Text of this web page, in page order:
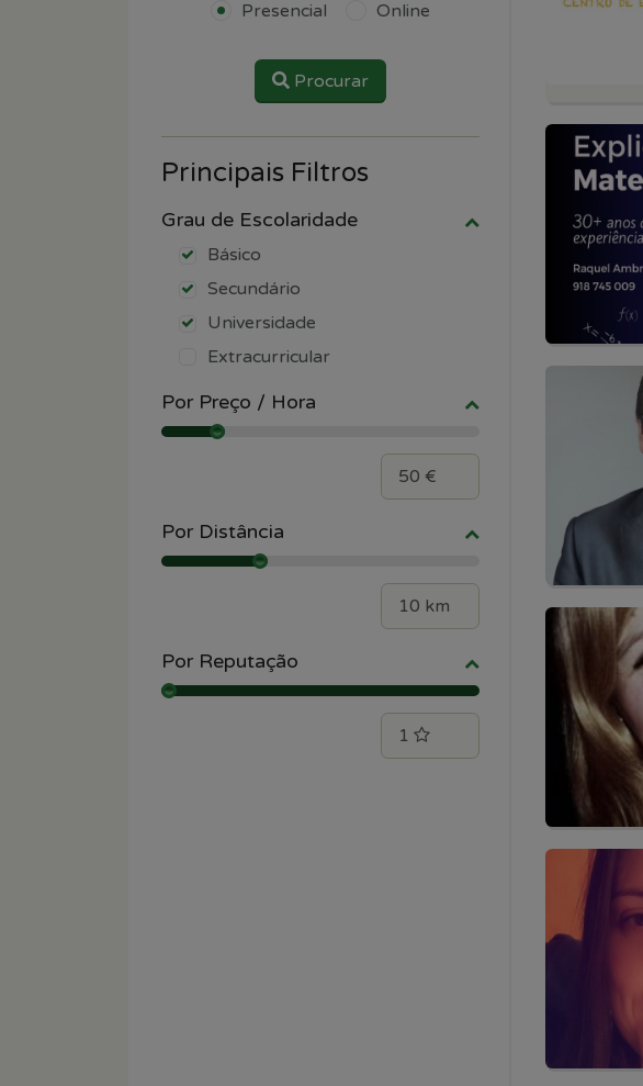
Presencial Online
Procurar
Principais Filtros
Grau de Escolaridade
Básico
Secundário
Universidade
Extracurricular
Por Preço / Hora
Por Distância
Por Reputação